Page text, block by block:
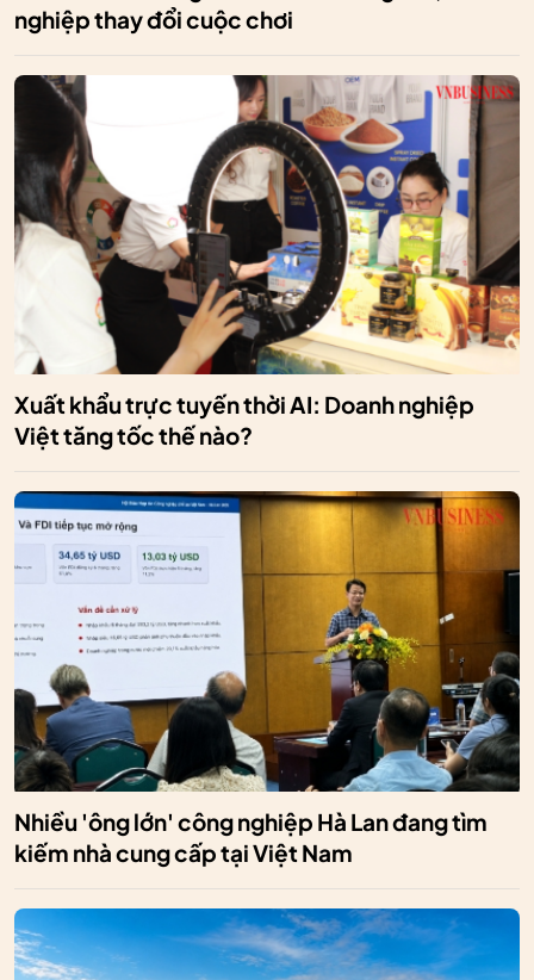
nghiệp thay đổi cuộc chơi
Xuất khẩu trực tuyến thời AI: Doanh nghiệp
Việt tăng tốc thế nào?
Nhiều 'ông lớn' công nghiệp Hà Lan đang tìm
kiếm nhà cung cấp tại Việt Nam